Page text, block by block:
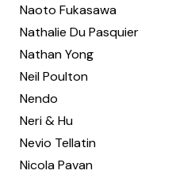
Naoto Fukasawa
Nathalie Du Pasquier
Nathan Yong
Neil Poulton
Nendo
Neri & Hu
Nevio Tellatin
Nicola Pavan